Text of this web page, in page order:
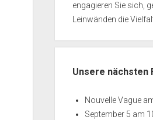
engagieren Sie sich,
Leinwänden die
Unsere nächsten
Nouvelle Vague
September 5 am